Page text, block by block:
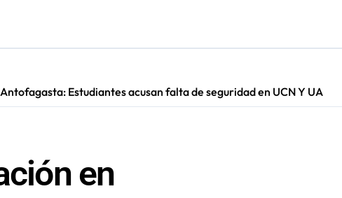
Estudiantes acusan falta de seguridad en UCN Y UA
en